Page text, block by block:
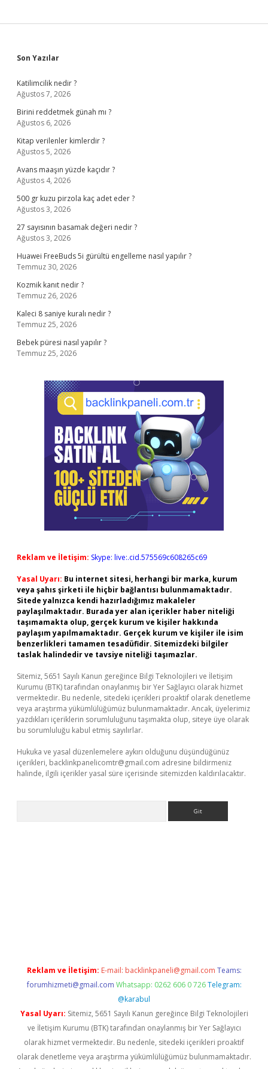
Sidebar
Son Yazılar
Katilimcilik nedir ?
Ağustos 7, 2026
Birini reddetmek günah mı ?
Ağustos 6, 2026
Kitap verilenler kimlerdir ?
Ağustos 5, 2026
Avans maaşın yüzde kaçıdır ?
Ağustos 4, 2026
500 gr kuzu pirzola kaç adet eder ?
Ağustos 3, 2026
27 sayısının basamak değeri nedir ?
Ağustos 3, 2026
Huawei FreeBuds 5i gürültü engelleme nasıl yapılır ?
Temmuz 30, 2026
Kozmik kanıt nedir ?
Temmuz 26, 2026
Kaleci 8 saniye kuralı nedir ?
Temmuz 25, 2026
Bebek püresi nasıl yapılır ?
Temmuz 25, 2026
Reklam ve İletişim: Skype: live:.cid.575569c608265c69
Yasal Uyarı: Bu internet sitesi, herhangi bir marka, kurum
veya şahıs şirketi ile hiçbir bağlantısı bulunmamaktadır.
Sitede yalnızca kendi hazırladığımız makaleler
paylaşılmaktadır. Burada yer alan içerikler haber niteliği
taşımamakta olup, gerçek kurum ve kişiler hakkında
paylaşım yapılmamaktadır. Gerçek kurum ve kişiler ile isim
benzerlikleri tamamen tesadüfidir. Sitemizdeki bilgiler
taslak halindedir ve tavsiye niteliği taşımazlar.
Sitemiz, 5651 Sayılı Kanun gereğince Bilgi Teknolojileri ve İletişim
Kurumu (BTK) tarafından onaylanmış bir Yer Sağlayıcı olarak hizmet
vermektedir. Bu nedenle, sitedeki içerikleri proaktif olarak denetleme
veya araştırma yükümlülüğümüz bulunmamaktadır. Ancak, üyelerimiz
yazdıkları içeriklerin sorumluluğunu taşımakta olup, siteye üye olarak
bu sorumluluğu kabul etmiş sayılırlar.
Hukuka ve yasal düzenlemelere aykırı olduğunu düşündüğünüz
içerikleri, backlinkpanelicomtr@gmail.com adresine bildirmeniz
halinde, ilgili içerikler yasal süre içerisinde sitemizden kaldırılacaktır.
Reklam ve İletişim: E-mail: backlinkpaneli@gmail.com Teams:
forumhizmeti@gmail.com Whatsapp: 0262 606 0 726 Telegram:
@karabul
Yasal Uyarı: Sitemiz, 5651 Sayılı Kanun gereğince Bilgi Teknolojileri
ve İletişim Kurumu (BTK) tarafından onaylanmış bir Yer Sağlayıcı
olarak hizmet vermektedir. Bu nedenle, sitedeki içerikleri proaktif
olarak denetleme veya araştırma yükümlülüğümüz bulunmamaktadır.